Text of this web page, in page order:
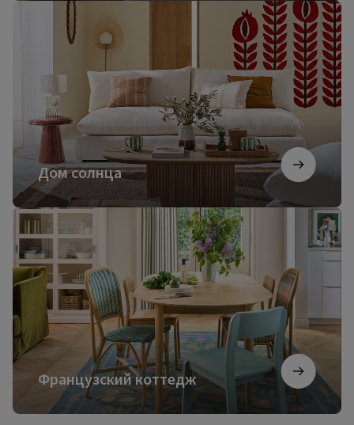
Дом солнца
Французский коттедж
Французский
коттедж